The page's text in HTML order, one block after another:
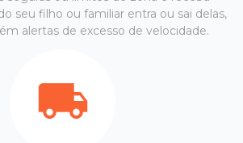
seu filho ou familiar entra ou sai delas,
alertas de excesso de velocidade.